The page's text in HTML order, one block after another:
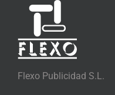
Flexo Publicidad S.L.